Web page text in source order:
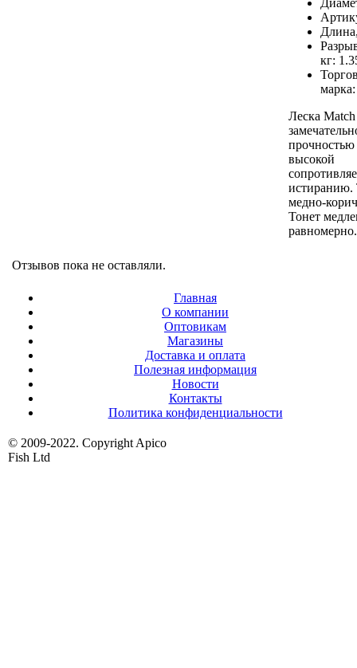
кг:
Леска Match
прочностью
высокой
истиранию.
медно-
Тонет
равномерно.
Отзывов пока не оставляли.
Главная
О компании
Оптовикам
Магазины
Доставка и оплата
Полезная информация
Новости
Контакты
Политика конфиденциальности
© 2009-2022. Copyright Apico
Fish Ltd